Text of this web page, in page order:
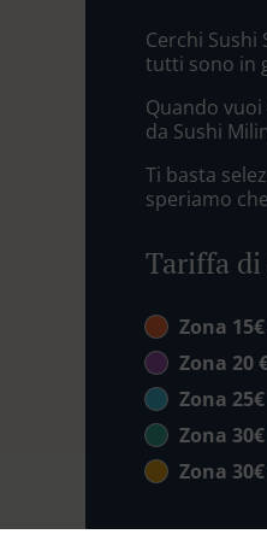
Cerchi Sushi
tutti sono in
Quando
da Sushi
Ti basta
speriamo
Tariffa di
Zona
Zona 20
Zona
Zona
Zona